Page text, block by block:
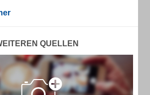
QUELLEN